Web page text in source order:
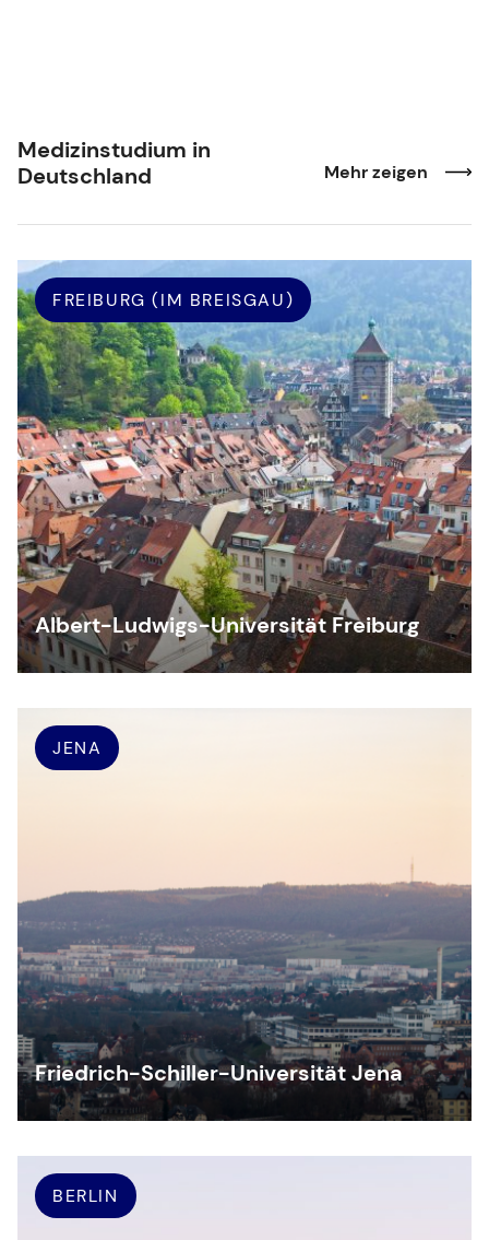
Medizinstudium in
Deutschland
Mehr zeigen
FREIBURG (IM BREISGAU)
Albert-Ludwigs-Universität Freiburg
JENA
Friedrich-Schiller-Universität Jena
BERLIN